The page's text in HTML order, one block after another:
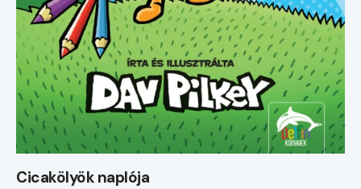
Cicakölyök naplója